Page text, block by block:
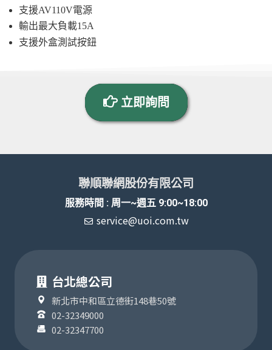
支援AV110V電源
輸出最大負載15A
支援外盒測試按鈕
立即詢問
聯順聯網股份有限公司
服務時間 : 周一~週五 9:00~18:00
service@uoi.com.tw
台北總公司
新北市中和區立德街148巷50號
02-32349000
02-32347700